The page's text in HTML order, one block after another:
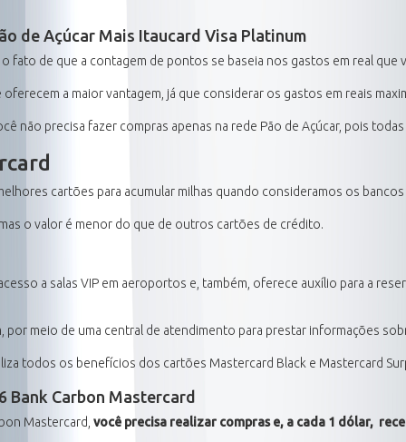
de Açúcar Mais Itaucard Visa Platinum
fato de que a contagem de pontos se baseia nos gastos em real que
a maior vantagem, já que considerar os gastos em reais
não precisa fazer compras apenas na rede Pão de Açúcar, pois
cartões para acumular milhas quando consideramos os
o valor é menor do que de outros cartões de crédito.
a salas VIP em aeroportos e, também, oferece auxílio para a
por meio de uma central de atendimento para prestar informações
todos os benefícios dos cartões Mastercard Black e Mastercard
Bank Carbon Mastercard
Mastercard, você precisa realizar compras e, a cada 1 dólar,